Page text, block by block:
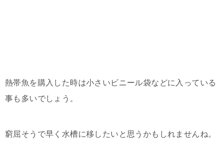
熱帯魚を購入した時は小さいビニール袋などに入っている
事も多いでしょう。
窮屈そうで早く水槽に移したいと思うかもしれませんね。